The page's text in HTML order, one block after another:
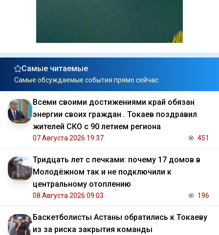
Самые читаемые
Самые обсуждаемые события прямо сейчас
Всеми своими достижениями край обязан
энергии своих граждан . Токаев поздравил
жителей СКО с 90 летием региона
07 Августа 2026 19:37 451
Тридцать лет с печками: почему 17 домов в
Молодёжном так и не подключили к
центральному отоплению
08 Августа 2026 09:03 196
Баскетболисты Астаны обратились к Токаеву
из за риска закрытия команды